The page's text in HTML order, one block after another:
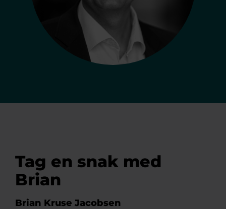
Tag en snak med
Brian
Brian Kruse Jacobsen